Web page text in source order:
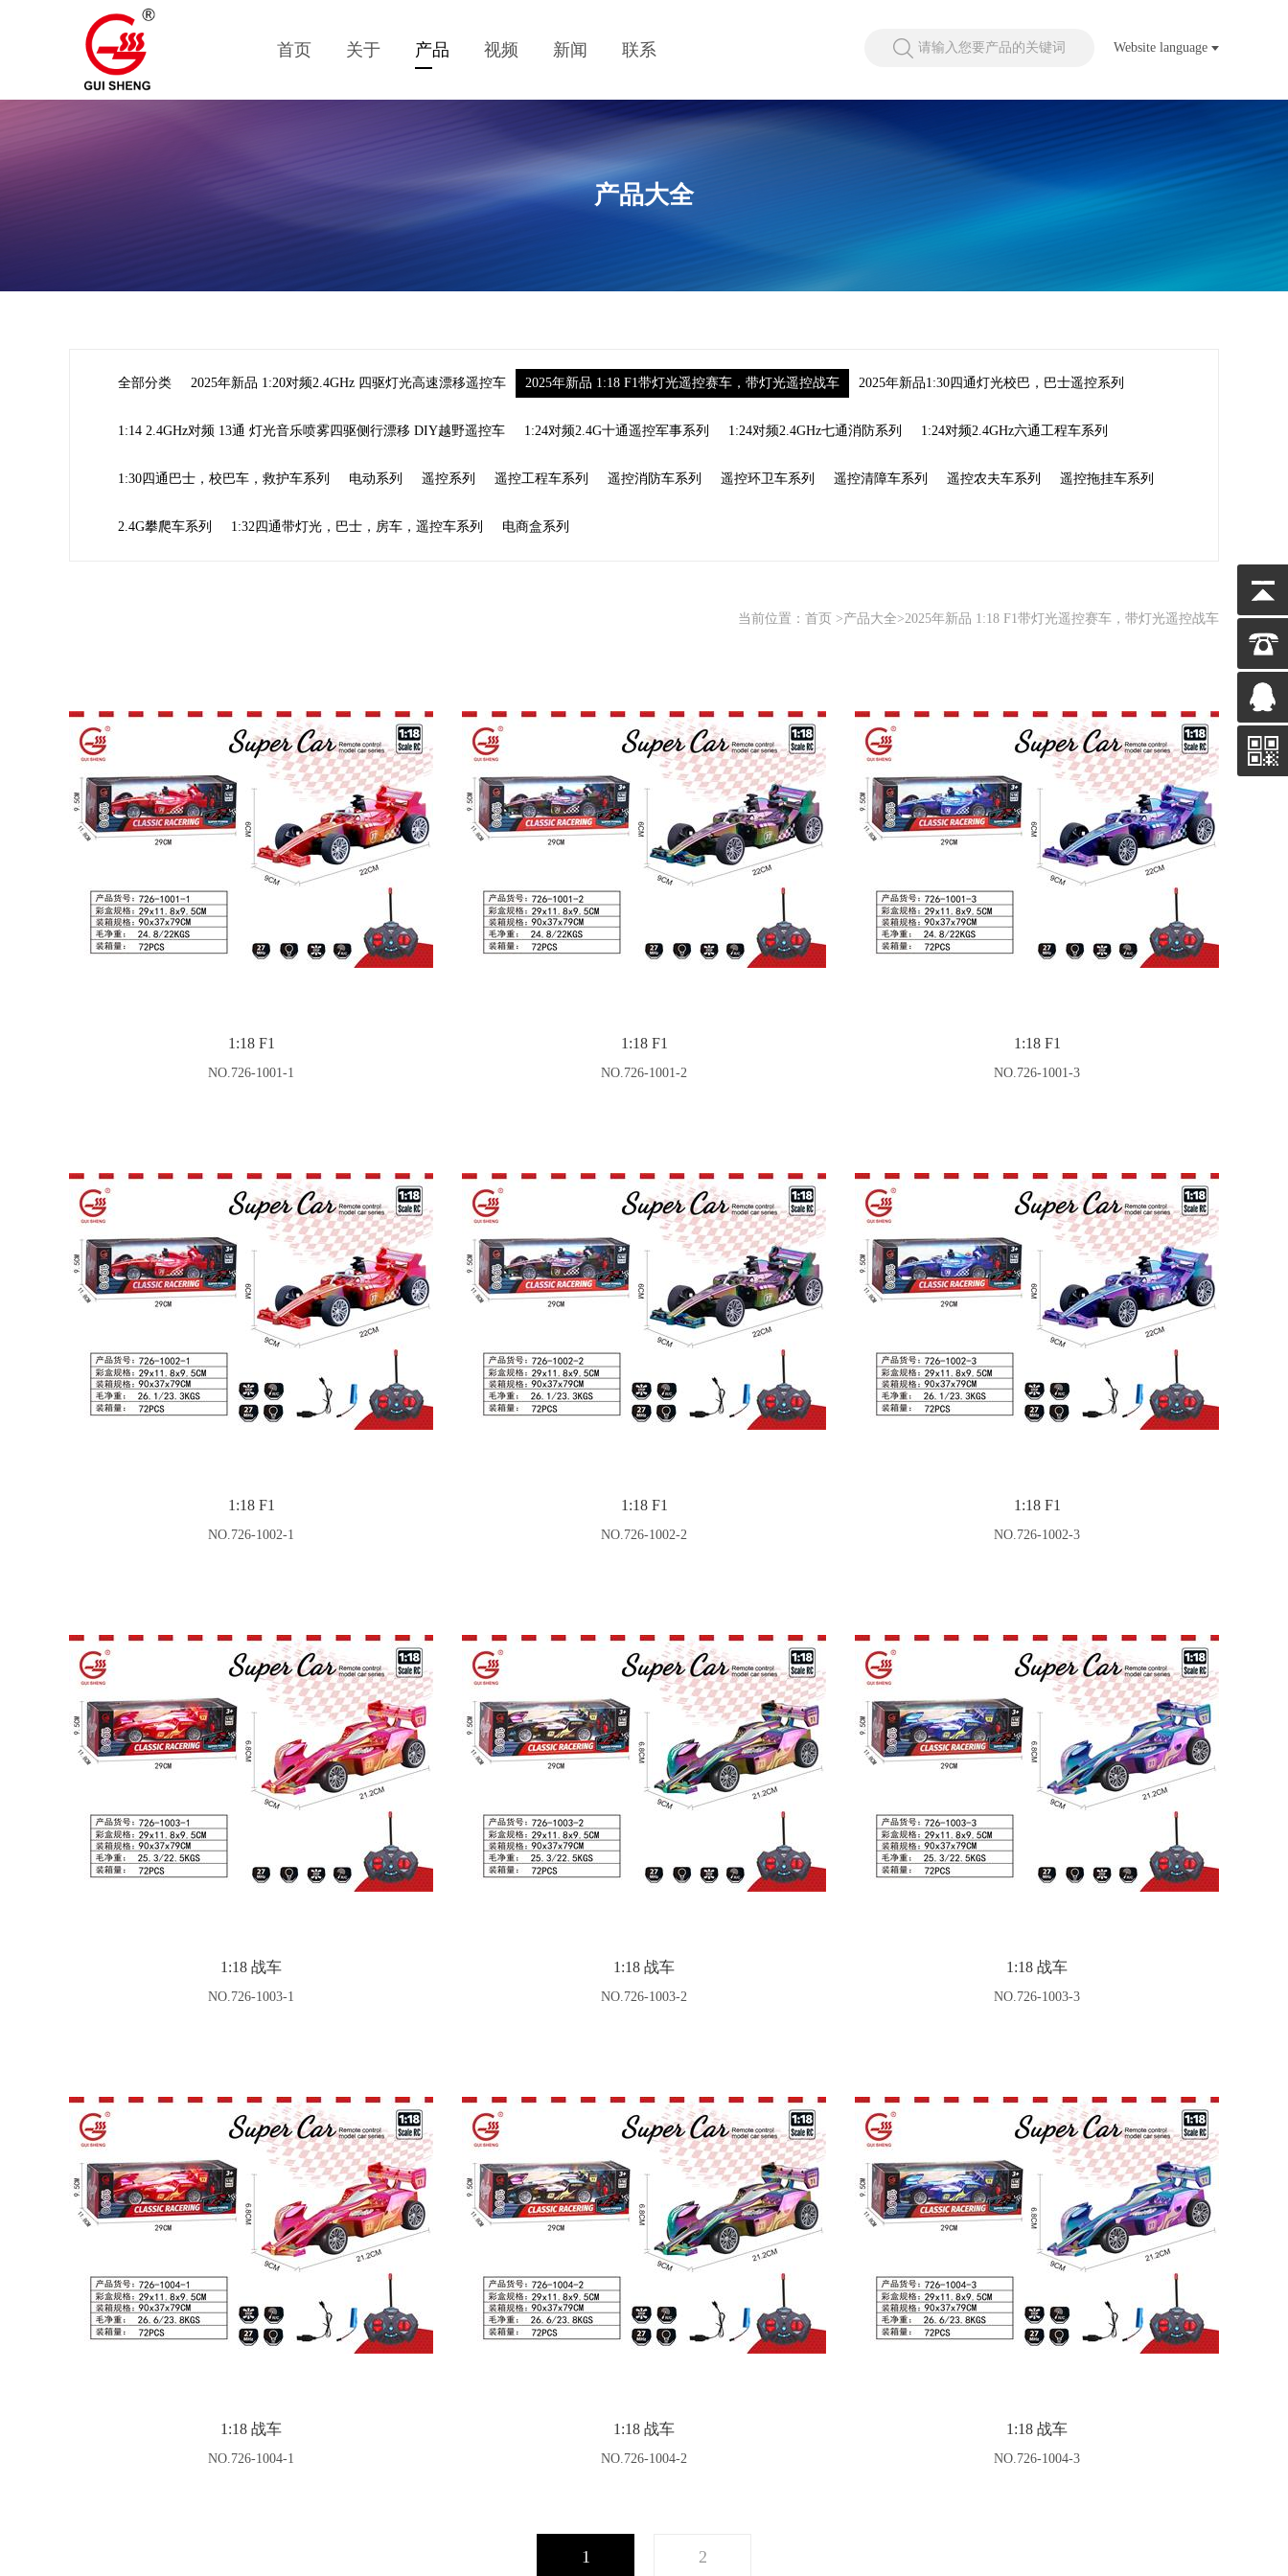
首页 关于 产品 视频 新闻 联系 请输入您要产品的关键词 Website language
产品大全
全部分类 2025年新品 1:20对频2.4GHz 四驱灯光高速漂移遥控车 2025年新品 1:18 F1带灯光遥控赛车，带灯光遥控战车 2025年新品1:30四通灯光校巴，巴士遥控系列
1:14 2.4GHz对频 13通 灯光音乐喷雾四驱侧行漂移 DIY越野遥控车 1:24对频2.4G十通遥控军事系列 1:24对频2.4GHz七通消防系列 1:24对频2.4GHz六通工程车系列
1:30四通巴士，校巴车，救护车系列 电动系列 遥控系列 遥控工程车系列 遥控消防车系列 遥控环卫车系列 遥控清障车系列 遥控农夫车系列 遥控拖挂车系列
2.4G攀爬车系列 1:32四通带灯光，巴士，房车，遥控车系列 电商盒系列
当前位置： 首页 >产品大全>2025年新品 1:18 F1带灯光遥控赛车，带灯光遥控战车
1:18 F1
NO.726-1001-1
1:18 F1
NO.726-1001-2
1:18 F1
NO.726-1001-3
1:18 F1
NO.726-1002-1
1:18 F1
NO.726-1002-2
1:18 F1
NO.726-1002-3
1:18 战车
NO.726-1003-1
1:18 战车
NO.726-1003-2
1:18 战车
NO.726-1003-3
1:18 战车
NO.726-1004-1
1:18 战车
NO.726-1004-2
1:18 战车
NO.726-1004-3
1 2